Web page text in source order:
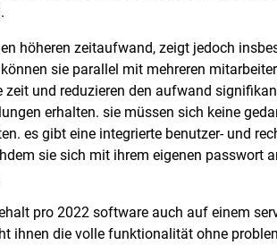
höheren zeitaufwand, zeigt jedoch
sie parallel mit mehreren
und reduzieren den aufwand
erhalten. sie müssen sich keine
es gibt eine integrierte benutzer- und
sie sich mit ihrem eigenen passwort
pro 2022 software auch auf einem
ihnen die volle funktionalität ohne